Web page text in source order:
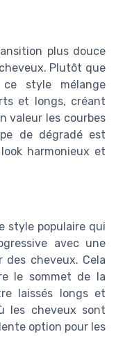
plus douce
Plutôt que
style mélange
et longs, créant
valeur les courbes
de dégradé est
harmonieux et
style populaire qui
avec une
cheveux. Cela
le sommet de la
laissés longs et
les cheveux sont
option pour les